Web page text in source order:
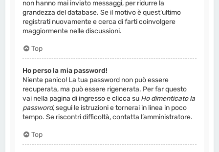
non hanno mai inviato messaggi, per ridurre la
grandezza del database. Se il motivo è quest’ultimo
registrati nuovamente e cerca di farti coinvolgere
maggiormente nelle discussioni.
Top
Ho perso la mia password!
Niente panico! La tua password non può essere
recuperata, ma può essere rigenerata. Per far questo
vai nella pagina di ingresso e clicca su Ho dimenticato la
password, segui le istruzioni e tornerai in linea in poco
tempo. Se riscontri difficoltà, contatta l’amministratore.
Top